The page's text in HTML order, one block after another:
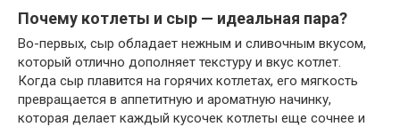
Почему котлеты и сыр — идеальная пара?
Во-первых, сыр обладает нежным и сливочным вкусом,
который отлично дополняет текстуру и вкус котлет.
Когда сыр плавится на горячих котлетах, его мягкость
превращается в аппетитную и ароматную начинку,
которая делает каждый кусочек котлеты еще сочнее и